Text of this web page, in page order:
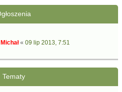
« 09 lip 2013, 7:51
Tematy